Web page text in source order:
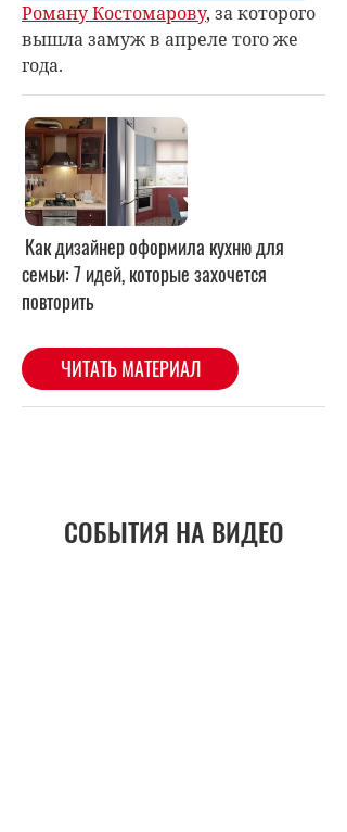
Роману Костомарову, за которого
вышла замуж в апреле того же
года.
СОБЫТИЯ НА ВИДЕО